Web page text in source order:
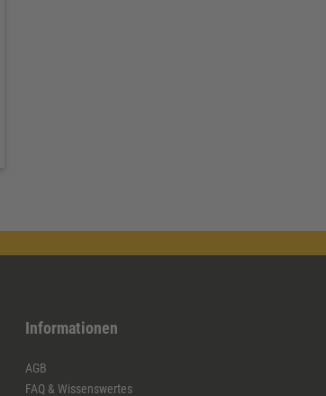
Informationen
AGB
FAQ & Wissenswertes